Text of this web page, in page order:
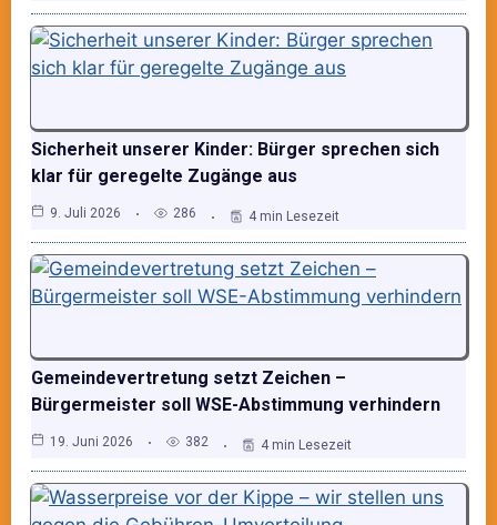
Sicherheit unserer Kinder: Bürger sprechen sich
klar für geregelte Zugänge aus
9. Juli 2026 286 4 min Lesezeit
Gemeindevertretung setzt Zeichen –
Bürgermeister soll WSE-Abstimmung verhindern
19. Juni 2026 382 4 min Lesezeit